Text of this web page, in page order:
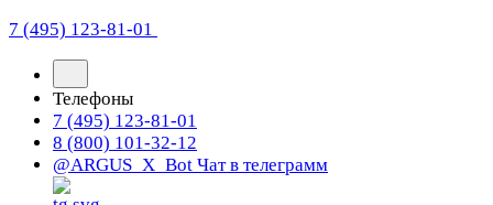
7 (495) 123-81-01
Телефоны
7 (495) 123-81-01
8 (800) 101-32-12
@ARGUS_X_Bot Чат в телеграмм